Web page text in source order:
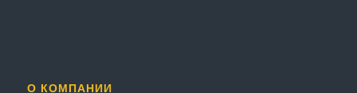
О КОМПАНИИ